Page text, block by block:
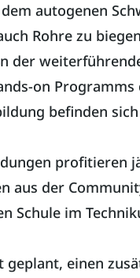
autogenen
Rohre zu
der
on
befinden
profitieren
aus der
Schule im
geplant, einen